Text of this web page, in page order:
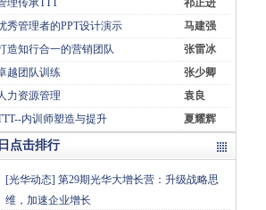
理传承TTT
祁正进
秀管理者的PPT设计演示
马建强
造知行合一的营销团队
张雷冰
越团队训练
张少卿
力资源管理
袁良
内训师塑造与提升
夏耀辉
点击排行
[光华动态] 第29期光华大增长营：升级战略思
维，加速企业增长